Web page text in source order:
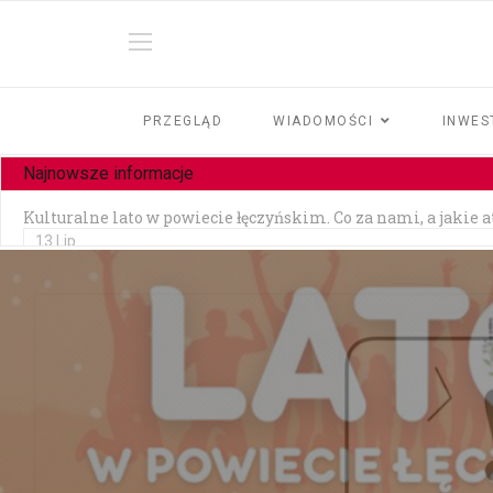
PRZEGLĄD WIADOMOŚCI
Najnowsze informacje
Kulturalne lato w powiecie łęczyńskim. Co za nami, a jakie
13 Lip
Czy jesteśmy tolerancyjni?
Czołowe zderzenie w Zezulinie Niższym — 19-latek stracił
Zainstalowała aplikację na prośbę „pracownika banku" —